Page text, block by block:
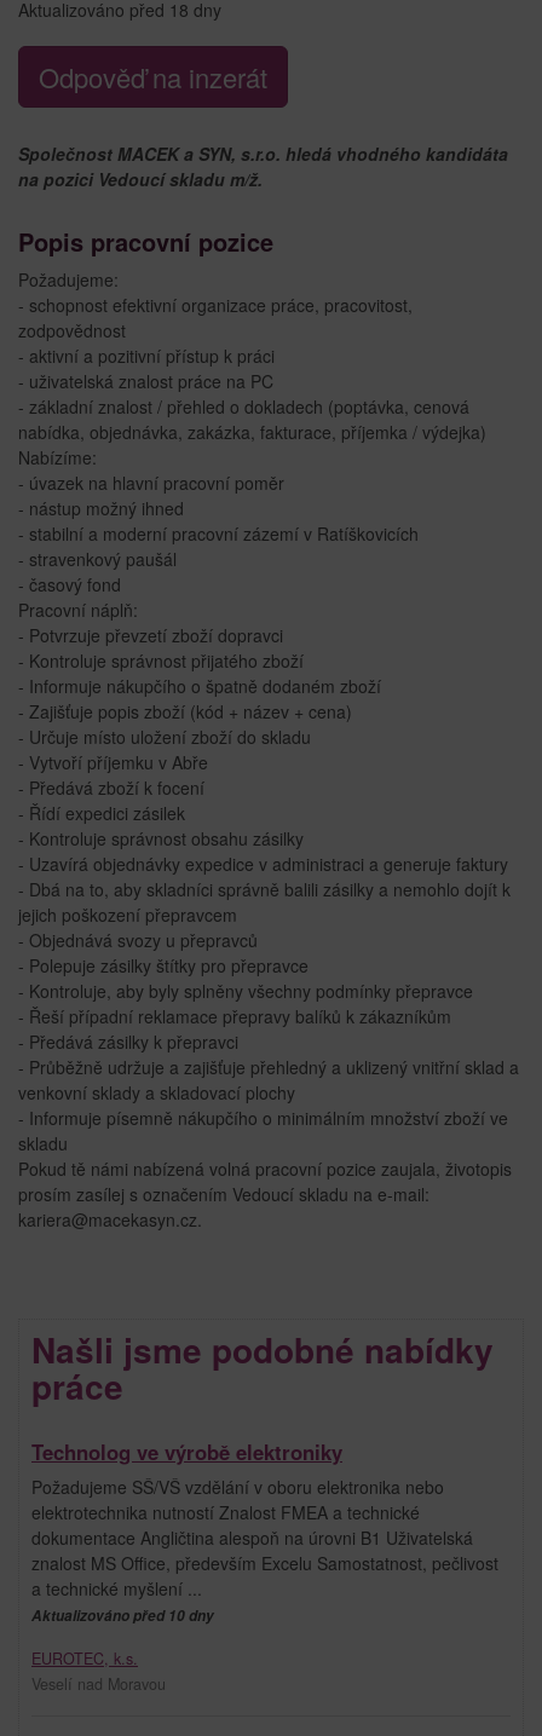
Aktualizováno před 18 dny
Odpověď na inzerát
Společnost MACEK a SYN, s.r.o. hledá vhodného kandidáta
na pozici Vedoucí skladu m/ž.
Popis pracovní pozice
Požadujeme:
- schopnost efektivní organizace práce, pracovitost,
zodpovědnost
- aktivní a pozitivní přístup k práci
- uživatelská znalost práce na PC
- základní znalost / přehled o dokladech (poptávka, cenová
nabídka, objednávka, zakázka, fakturace, příjemka / výdejka)
Nabízíme:
- úvazek na hlavní pracovní poměr
- nástup možný ihned
- stabilní a moderní pracovní zázemí v Ratíškovicích
- stravenkový paušál
- časový fond
Pracovní náplň:
- Potvrzuje převzetí zboží dopravci
- Kontroluje správnost přijatého zboží
- Informuje nákupčího o špatně dodaném zboží
- Zajišťuje popis zboží (kód + název + cena)
- Určuje místo uložení zboží do skladu
- Vytvoří příjemku v Abře
- Předává zboží k focení
- Řídí expedici zásilek
- Kontroluje správnost obsahu zásilky
- Uzavírá objednávky expedice v administraci a generuje faktury
- Dbá na to, aby skladníci správně balili zásilky a nemohlo dojít k
jejich poškození přepravcem
- Objednává svozy u přepravců
- Polepuje zásilky štítky pro přepravce
- Kontroluje, aby byly splněny všechny podmínky přepravce
- Řeší případní reklamace přepravy balíků k zákazníkům
- Předává zásilky k přepravci
- Průběžně udržuje a zajišťuje přehledný a uklizený vnitřní sklad a
venkovní sklady a skladovací plochy
- Informuje písemně nákupčího o minimálním množství zboží ve
skladu
Pokud tě námi nabízená volná pracovní pozice zaujala, životopis
prosím zasílej s označením Vedoucí skladu na e-mail:
kariera@macekasyn.cz.
Našli jsme podobné nabídky
práce
Technolog ve výrobě elektroniky
Požadujeme SŠ/VŠ vzdělání v oboru elektronika nebo
elektrotechnika nutností Znalost FMEA a technické
dokumentace Angličtina alespoň na úrovni B1 Uživatelská
znalost MS Office, především Excelu Samostatnost, pečlivost
a technické myšlení ...
Aktualizováno před 10 dny
EUROTEC, k.s.
Veselí nad Moravou